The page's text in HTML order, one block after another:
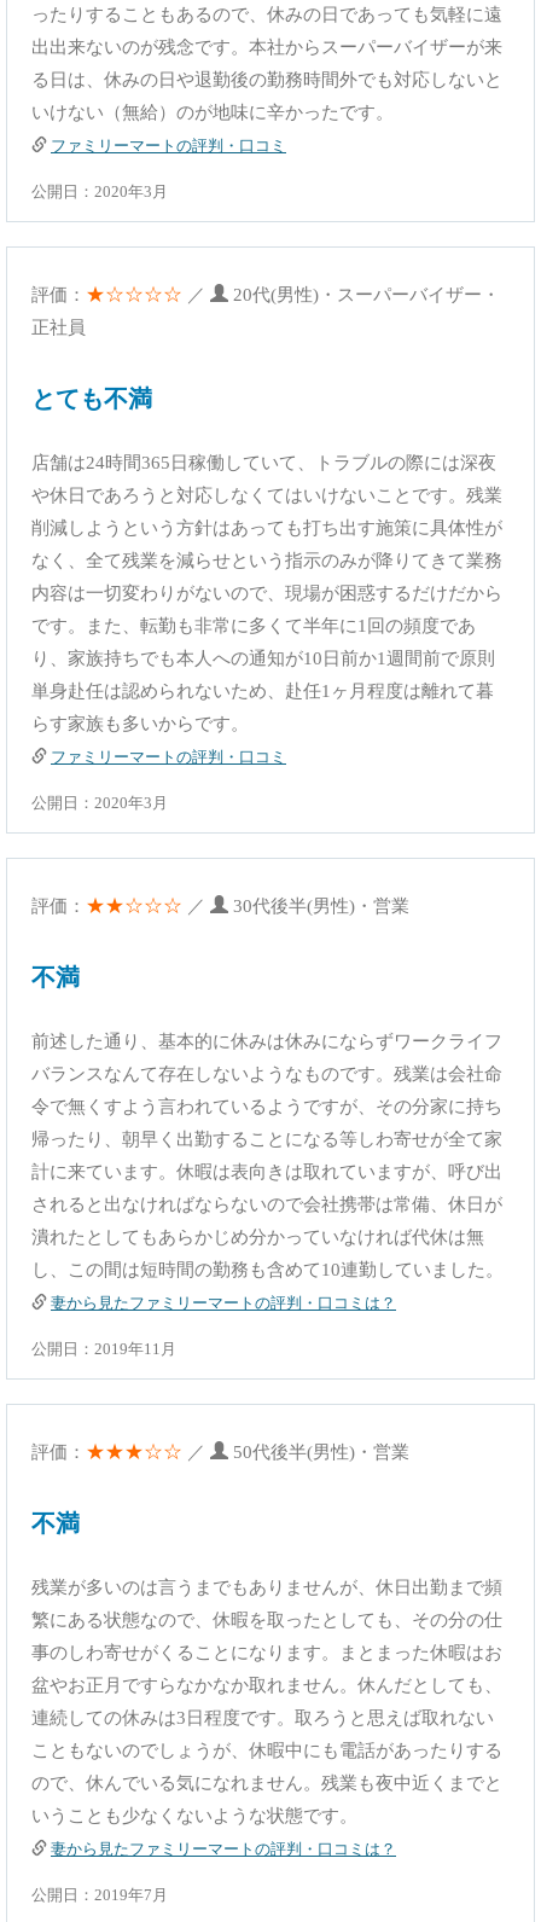
ったりすることもあるので、休みの日であっても気軽に遠
出出来ないのが残念です。本社からスーパーバイザーが来
る日は、休みの日や退勤後の勤務時間外でも対応しないと
いけない（無給）のが地味に辛かったです。
ファミリーマートの評判・口コミ
公開日：2020年3月
評価： ★☆☆☆☆ ／
20代(男性)・スーパーバイザー・
正社員
とても不満
店舗は24時間365日稼働していて、トラブルの際には深夜
や休日であろうと対応しなくてはいけないことです。残業
削減しようという方針はあっても打ち出す施策に具体性が
なく、全て残業を減らせという指示のみが降りてきて業務
内容は一切変わりがないので、現場が困惑するだけだから
です。また、転勤も非常に多くて半年に1回の頻度であ
り、家族持ちでも本人への通知が10日前か1週間前で原則
単身赴任は認められないため、赴任1ヶ月程度は離れて暮
らす家族も多いからです。
ファミリーマートの評判・口コミ
公開日：2020年3月
評価： ★★☆☆☆ ／ 30代後半(男性)・営業
不満
前述した通り、基本的に休みは休みにならずワークライフ
バランスなんて存在しないようなものです。残業は会社命
令で無くすよう言われているようですが、その分家に持ち
帰ったり、朝早く出勤することになる等しわ寄せが全て家
計に来ています。休暇は表向きは取れていますが、呼び出
されると出なければならないので会社携帯は常備、休日が
潰れたとしてもあらかじめ分かっていなければ代休は無
し、この間は短時間の勤務も含めて10連勤していました。
妻から見たファミリーマートの評判・口コミは？
公開日：2019年11月
評価： ★★★☆☆ ／ 50代後半(男性)・営業
不満
残業が多いのは言うまでもありませんが、休日出勤まで頻
繁にある状態なので、休暇を取ったとしても、その分の仕
事のしわ寄せがくることになります。まとまった休暇はお
盆やお正月ですらなかなか取れません。休んだとしても、
連続しての休みは3日程度です。取ろうと思えば取れない
こともないのでしょうが、休暇中にも電話があったりする
ので、休んでいる気になれません。残業も夜中近くまでと
いうことも少なくないような状態です。
妻から見たファミリーマートの評判・口コミは？
公開日：2019年7月